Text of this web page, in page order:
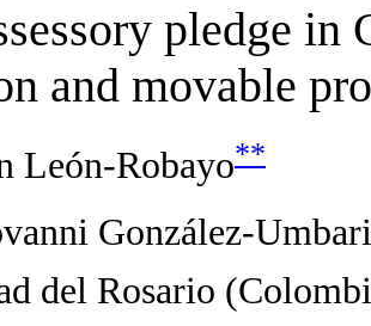
pledge in
and movable
León-Robayo**
González-
del Rosario